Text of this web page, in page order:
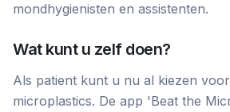
mondhygienisten en assistenten.
Wat kunt u zelf doen?
Als patient kunt u nu al kiezen
microplastics. De app 'Beat the